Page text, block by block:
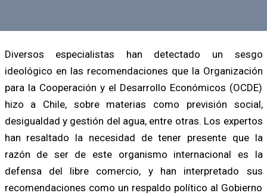
Diversos especialistas han detectado un sesgo
ideológico en las recomendaciones que la Organización
para la Cooperación y el Desarrollo Económicos (OCDE)
hizo a Chile, sobre materias como previsión social,
desigualdad y gestión del agua, entre otras. Los expertos
han resaltado la necesidad de tener presente que la
razón de ser de este organismo internacional es la
defensa del libre comercio, y han interpretado sus
recomendaciones como un respaldo político al Gobierno